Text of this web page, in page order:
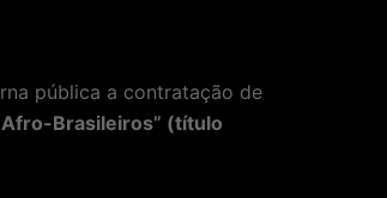
pública a contratação de
Afro-Brasileiros” (título